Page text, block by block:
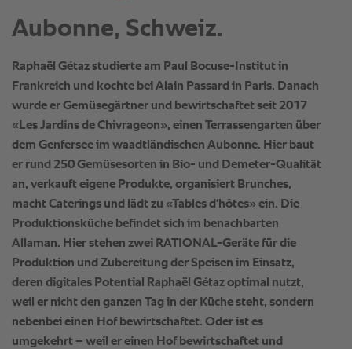
Aubonne, Schweiz.
Raphaël Gétaz studierte am Paul Bocuse-Institut in
Frankreich und kochte bei Alain Passard in Paris. Danach
wurde er Gemüsegärtner und bewirtschaftet seit 2017
«Les Jardins de Chivrageon», einen Terrassengarten über
dem Genfersee im waadtländischen Aubonne. Hier baut
er rund 250 Gemüsesorten in Bio- und Demeter-Qualität
an, verkauft eigene Produkte, organisiert Brunches,
macht Caterings und lädt zu «Tables d‘hôtes» ein. Die
Produktionsküche befindet sich im benachbarten
Allaman. Hier stehen zwei RATIONAL-Geräte für die
Produktion und Zubereitung der Speisen im Einsatz,
deren digitales Potential Raphaël Gétaz optimal nutzt,
weil er nicht den ganzen Tag in der Küche steht, sondern
nebenbei einen Hof bewirtschaftet. Oder ist es
umgekehrt – weil er einen Hof bewirtschaftet und